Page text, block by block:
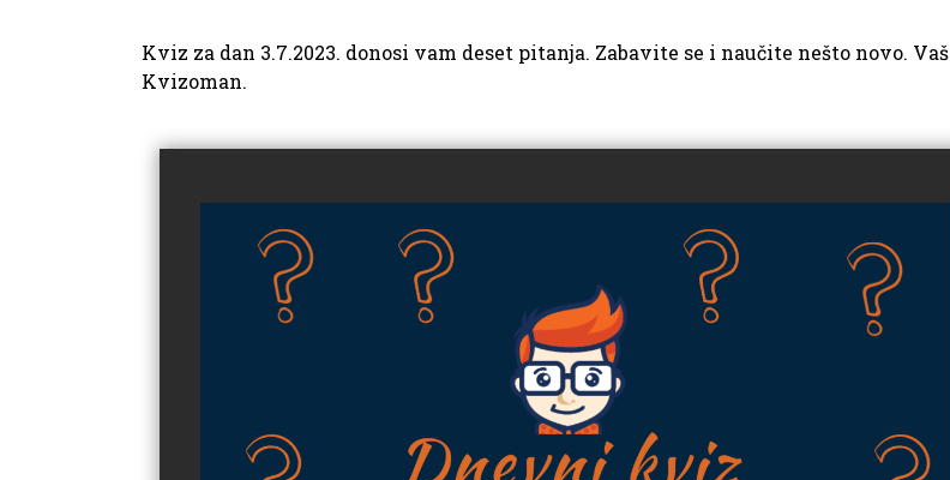
Kviz za dan 3.7.2023. donosi vam deset pitanja. Zabavite se i naučite nešto novo. Vaš
Kvizoman.